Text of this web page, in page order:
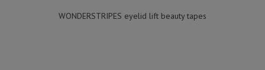
WONDERSTRIPES eyelid lift beauty tapes